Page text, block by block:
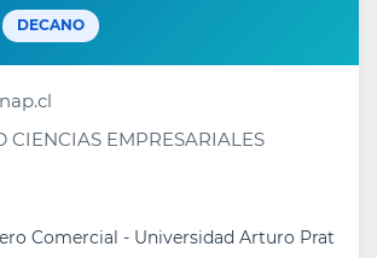
DECANO
CIENCIAS EMPRESARIALES
Comercial - Universidad Arturo Prat